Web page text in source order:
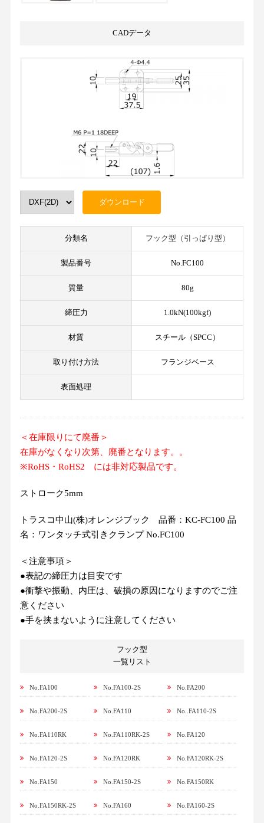
CADデータ
分類名 フック型（引っぱり型）
製品番号 No.FC100
質量 80g
締圧力 1.0kN(100kgf)
材質 スチール（SPCC）
取り付け方法 フランジベース
表面処理
＜在庫限りにて廃番＞
在庫がなくなり次第、廃番となります。。
※RoHS・RoHS2 には非対応製品です。
ストローク5mm
トラスコ中山(株)オレンジブック 品番：KC-FC100 品
名：ワンタッチ式引きクランプ No.FC100
＜注意事項＞
●​表​記​の​締​圧​力​は​目​安​で​す
​●​衝​撃​や​振​動​、​内​圧​は​、​破​損​の​原​因​に​な​り​ま​す​の​で​ご​注​
意​く​だ​さ​い
​●​手​を​挟​ま​な​い​よ​う​に​注​意​し​て​く​だ​さ​い
フック型
一覧リスト
No.FA100 No.FA100-2S No.FA200
No.FA200-2S No.FA110 No..FA110-2S
No.FA110RK No.FA110RK-2S No.FA120
No.FA120-2S No.FA120RK No.FA120RK-2S
No.FA150 No.FA150-2S No.FA150RK
No.FA150RK-2S No.FA160 No.FA160-2S